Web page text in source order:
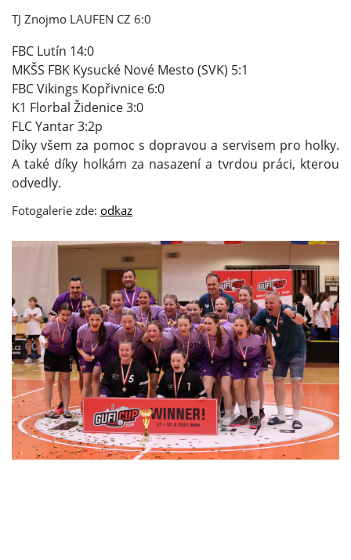
TJ Znojmo LAUFEN CZ 6:0
FBC Lutín 14:0
MKŠS FBK Kysucké Nové Mesto (SVK) 5:1
FBC Vikings Kopřivnice 6:0
K1 Florbal Židenice 3:0
FLC Yantar 3:2p
Díky všem za pomoc s dopravou a servisem pro holky.
A také díky holkám za nasazení a tvrdou práci, kterou
odvedly.
Fotogalerie zde: odkaz